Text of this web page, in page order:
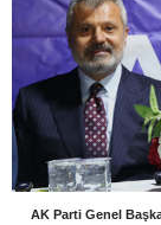
AK Parti Genel